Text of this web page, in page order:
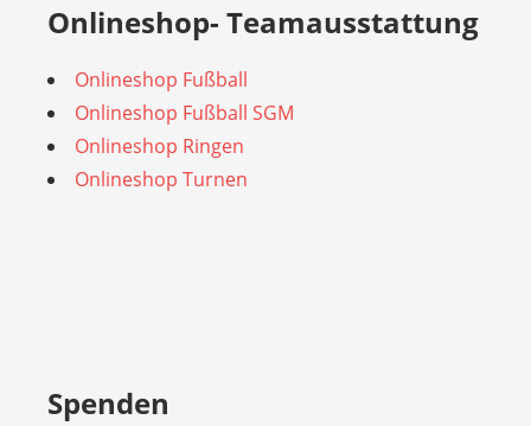
Onlineshop- Teamausstattung
Onlineshop Fußball
Onlineshop Fußball SGM
Onlineshop Ringen
Onlineshop Turnen
Spenden